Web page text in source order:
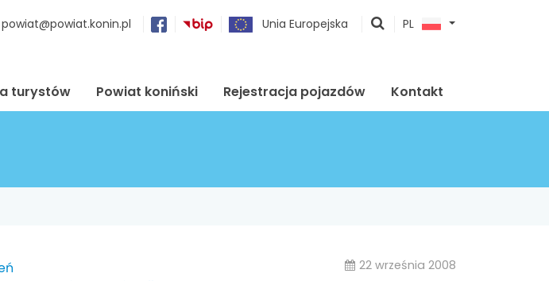
powiat@powiat.konin.pl Unia Europejska
pokaż
PL
turystów Powiat koniński Rejestracja pojazdów Kontakt
22 września 2008